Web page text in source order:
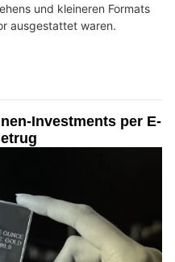
und kleineren Formats
ausgestattet waren.
Investments per E-